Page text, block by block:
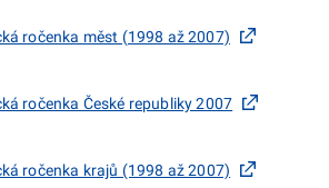
ročenka měst (1998 až 2007)
ročenka České republiky 2007
ročenka krajů (1998 až 2007)